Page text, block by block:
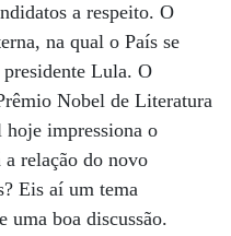
a respeito. O
na qual o País se
presidente Lula. O
Nobel de Literatura
impressiona o
relação do novo
Eis aí um tema
uma boa discussão.